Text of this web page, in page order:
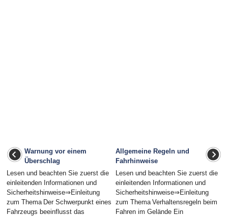
Warnung vor einem
Überschlag
Lesen und beachten Sie zuerst die
einleitenden Informationen und
Sicherheitshinweise⇒Einleitung
zum Thema Der Schwerpunkt eines
Fahrzeugs beeinflusst das
Allgemeine Regeln und
Fahrhinweise
Lesen und beachten Sie zuerst die
einleitenden Informationen und
Sicherheitshinweise⇒Einleitung
zum Thema Verhaltensregeln beim
Fahren im Gelände Ein